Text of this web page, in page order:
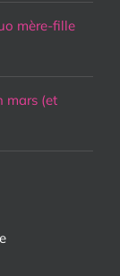
mère-fille
mars (et